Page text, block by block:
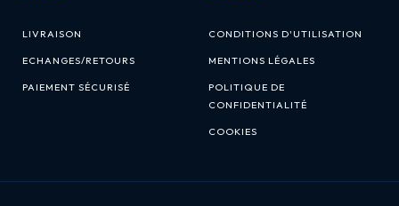
LIVRAISON
ECHANGES/RETOURS
PAIEMENT SÉCURISÉ
CONDITIONS D'UTILISATION
MENTIONS LÉGALES
POLITIQUE DE
CONFIDENTIALITÉ
COOKIES